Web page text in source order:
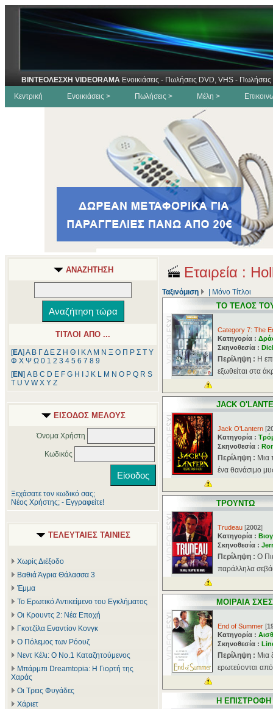
ΒΙΝΤΕΟΛΕΣΧΗ VIDEORAMA Ενοικιάσεις - Πωλήσεις DVD, VHS -
Κεντρική
Ενοικιάσεις > Πωλήσεις > Μέλη >
ΑΝΑΖΗΤΗΣΗ
ΤΙΤΛΟΙ ΑΠΟ ...
[ΕΛ] Α Β ΓΔ Ε Ζ Η Θ ΚΛ Μ Ν Ξ Ο Π Ρ Σ Τ Υ
Φ Χ Ψ Ω 0 1 2 3 4 5 6 7 8 9
[ΕΝ] A B C D E F G H J K L M N O P Q R S
T U V W X Y Z
ΕΙΣΟΔΟΣ ΜΕΛΟΥΣ
Όνομα Χρήστη
Κωδικός
Ξεχάσατε τον κωδικό σας;
Νέος Χρήστης; - Εγγραφείτε!
ΤΕΛΕΥΤΑΙΕΣ ΤΑΙΝΙΕΣ
Χωρίς Διέξοδο
Βαθιά Άγρια Θάλασσα 3
Έμμα
Το Ερωτικό Αντικείμενο του Εγκλήματος
Οι Κρουντς 2: Νέα Εποχή
Γκοτζίλα Εναντίον Κονγκ
Ο Πόλεμος των Ρόουζ
Νεντ Κέλι: Ο Νο.1 Καταζητούμενος
Μπάρμπι Dreamtopia: Η Γιορτή της
Χαράς
Οι Τρεις Φυγάδες
Χάριετ
Εταιρεία :
Ταξινόμιση Μόνο Τίτλοι
ΤΟ ΤΕΛΟΣ
Category 7: The
Κατηγορία :
Σκηνοθεσία :
Περίληψη : Η
εξωθείται στα
JACK
Jack O'Lantern [
Κατηγορία :
Σκηνοθεσία :
Περίληψη : Μια
ένα θανάσιμο
ΤΡΟΥΝΤΩ
Trudeau [2002]
Κατηγορία :
Σκηνοθεσία :
Περίληψη : Ο
παράλληλα
ΜΟΙΡΑΙΑ
End of Summer [
Κατηγορία :
Σκηνοθεσία :
Περίληψη : Μια
ερωτεύονται
Η